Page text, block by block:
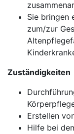
Sie bringen
zum/zur
Zuständigkeiten
Erstellen
Hilfe bei